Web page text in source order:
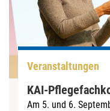
Veranstaltungen
KAI-
Am 5. und 6.